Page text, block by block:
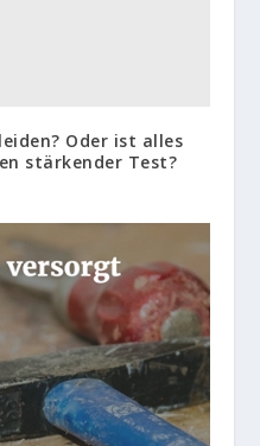
Oder ist alles
stärkender Test?